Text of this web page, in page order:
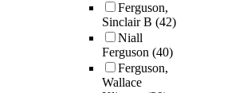
Ferguson,
Sinclair B (42)
Niall
Ferguson (40)
Ferguson,
Wallace